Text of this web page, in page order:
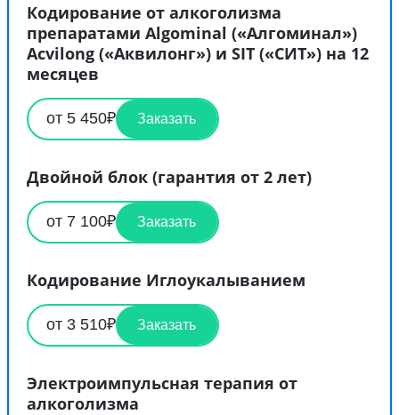
Кодирование от алкоголизма
препаратами Algominal («Алгоминал»)
Acvilong («Аквилонг») и SIT («СИТ») на 12
месяцев
от 5 450₽ Заказать
Двойной блок (гарантия от 2 лет)
от 7 100₽ Заказать
Кодирование Иглоукалыванием
от 3 510₽ Заказать
Электроимпульсная терапия от
алкоголизма